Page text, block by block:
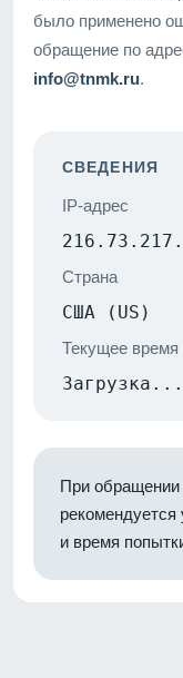
было применено
обращение по
info@tnmk.ru.
СВЕДЕНИЯ
IP-адрес
Страна
США (US)
Текущее время
Загрузка...
При
и время